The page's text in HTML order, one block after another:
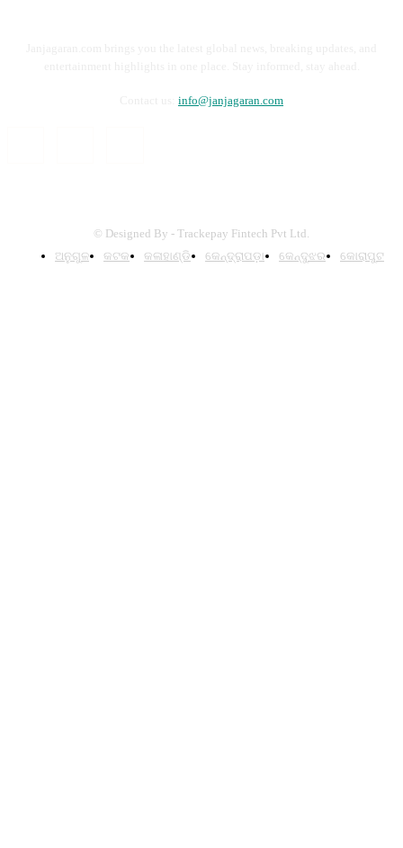
info@janjagaran.com
© Designed By - Trackepay Fintech Pvt Ltd.
ଅନୁଗୁଳ
କଟକ କଳାହାଣ୍ଡି କେନ୍ଦ୍ରାପଡ଼ା କେନ୍ଦୁଝର କୋରାପୁଟ